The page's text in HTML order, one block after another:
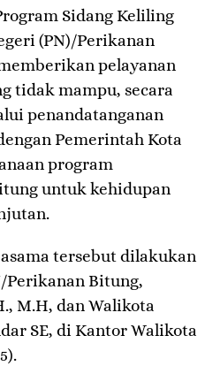
Sidang Keliling
(PN)/Perikanan
pelayanan
tidak mampu, secara
penandatanganan
Pemerintah Kota
program
untuk kehidupan
tersebut dilakukan
Perikanan Bitung,
M.H, dan Walikota
SE, di Kantor Walikota